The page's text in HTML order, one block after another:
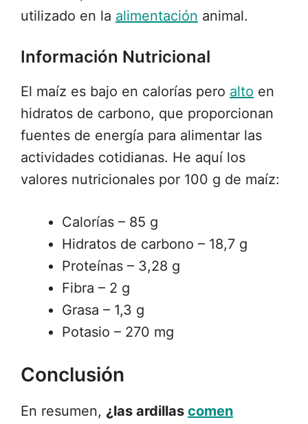
utilizado en la alimentación animal.
Información Nutricional
El maíz es bajo en calorías pero alto en
hidratos de carbono, que proporcionan
fuentes de energía para alimentar las
actividades cotidianas. He aquí los
valores nutricionales por 100 g de maíz:
Calorías – 85 g
Hidratos de carbono – 18,7 g
Proteínas – 3,28 g
Fibra – 2 g
Grasa – 1,3 g
Potasio – 270 mg
Conclusión
En resumen, ¿las ardillas comen